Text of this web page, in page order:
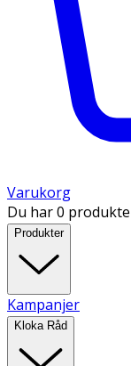
Varukorg
Du har 0
Produkter
Kampanjer
Kloka Råd